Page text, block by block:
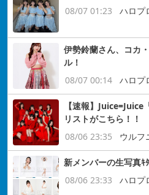
08/07 01:23
ハロプ
伊勢鈴蘭さん、コカ
ル！
08/07 00:14
ハロプ
【速報】
リストがこちら！！
08/06 23:35
ウルフ
新メンバーの生写
08/06 23:33
ハロプ